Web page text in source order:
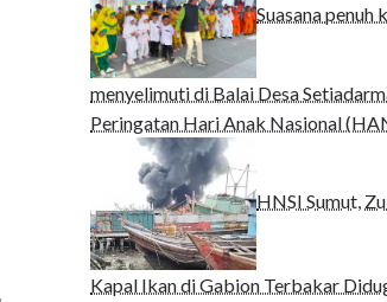
Suasana penuh
menyelimuti di Balai Desa
Peringatan Hari Anak Nasional
HNSI Sumut,
Kapal Ikan di Gabion Terbakar